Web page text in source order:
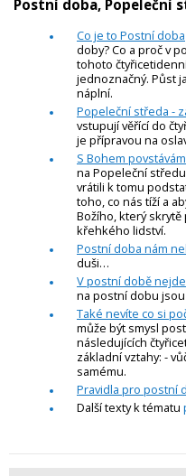
Postní doba, Popeleční
Co je to Postní doba
doby? Co a proč v
tohoto
jednoznačný. Půst
náplní.
Popeleční středa -
vstupují věřící do
je přípravou na
S Bohem
na Popeleční
vrátili k tomu
toho, co nás tíží a
Božího, který
křehkého lidství.
Postní doba nám
duši…
V postní době
na postní dobu
Také nevíte co si
může být smysl
následujících
základní vztahy: -
samému.
Pravidla pro postní
Další texty k tématu